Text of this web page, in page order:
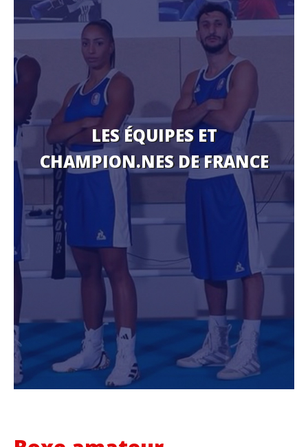
LES ÉQUIPES ET
CHAMPION.NES DE FRANCE